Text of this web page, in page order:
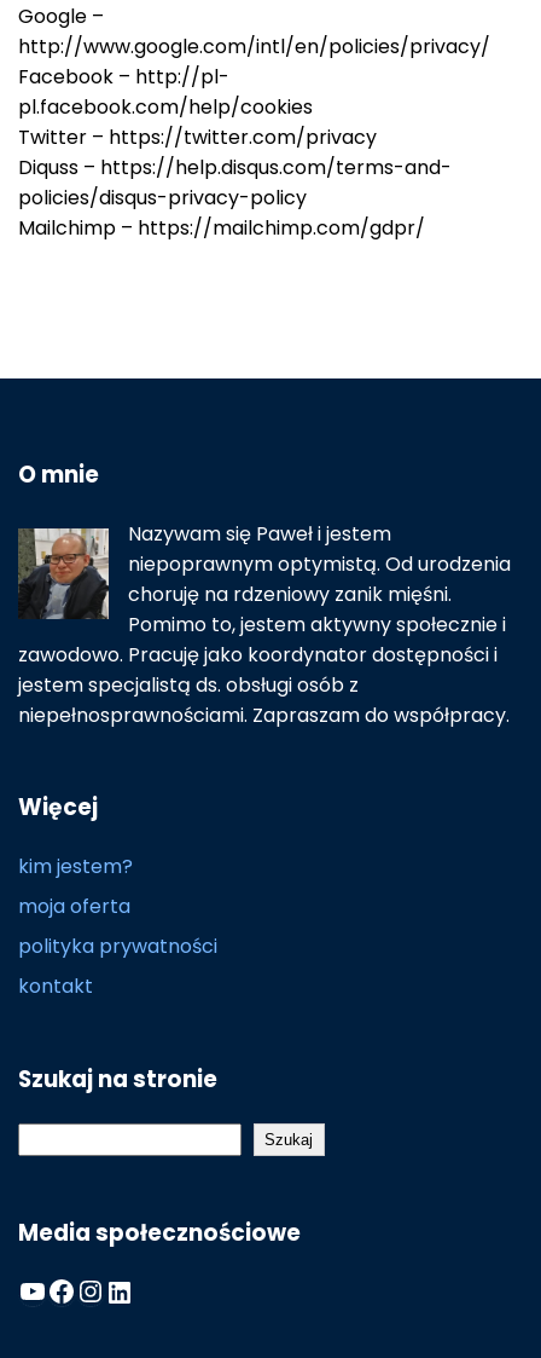
Google –
http://www.google.com/intl/en/policies/privacy/
Facebook – http://pl-
pl.facebook.com/help/cookies
Twitter – https://twitter.com/privacy
Diquss – https://help.disqus.com/terms-and-
policies/disqus-privacy-policy
Mailchimp – https://mailchimp.com/gdpr/
O mnie
Nazywam się Paweł i jestem
niepoprawnym optymistą. Od urodzenia
choruję na rdzeniowy zanik mięśni.
Pomimo to, jestem aktywny społecznie i
zawodowo. Pracuję jako koordynator dostępności i
jestem specjalistą ds. obsługi osób z
niepełnosprawnościami. Zapraszam do współpracy.
Więcej
kim jestem?
moja oferta
polityka prywatności
kontakt
Szukaj na stronie
Szukaj
Media społecznościowe
YouTube
Facebook
Instagram
LinkedIn